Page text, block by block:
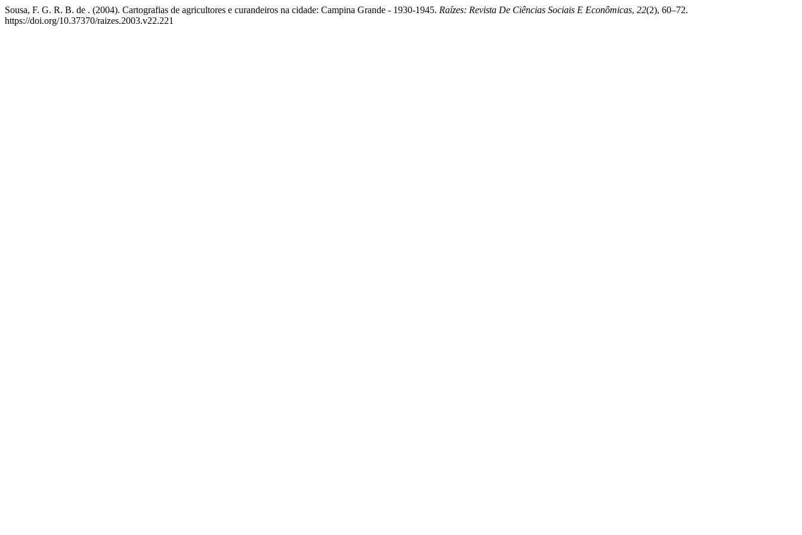
Sousa, F. G. R. B. de . (2004). Cartografias de agricultores e curandeiros na cidade: Campina Grande - 1930-1945. Raízes: Revista De Ciências Sociais E Econômicas, 22(2), 60–72.
https://doi.org/10.37370/raizes.2003.v22.221